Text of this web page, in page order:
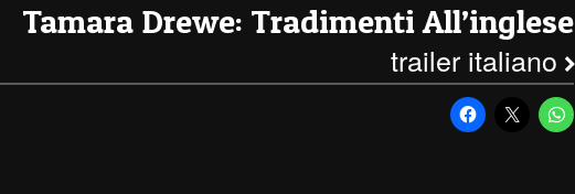
Tamara Drewe: Tradimenti All’inglese
trailer italiano